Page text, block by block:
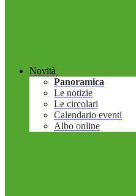
Novità
Panoramica
Le notizie
Le circolari
Calendario eventi
Albo online